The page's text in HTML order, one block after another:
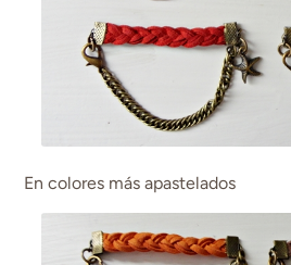
En colores más apastelados